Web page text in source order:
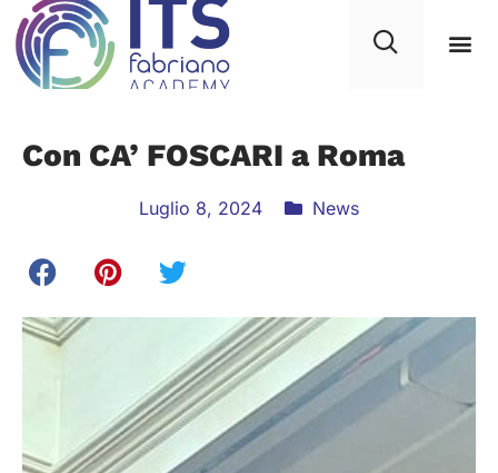
Con CA’ FOSCARI a Roma
Luglio 8, 2024 News